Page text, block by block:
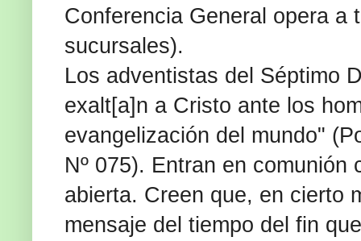
Conferencia General opera a
sucursales).
Los adventistas del Séptimo
exalt[a]n a Cristo ante los
evangelización del mundo"
Nº 075). Entran en
abierta. Creen que, en cierto
mensaje del tiempo del fin